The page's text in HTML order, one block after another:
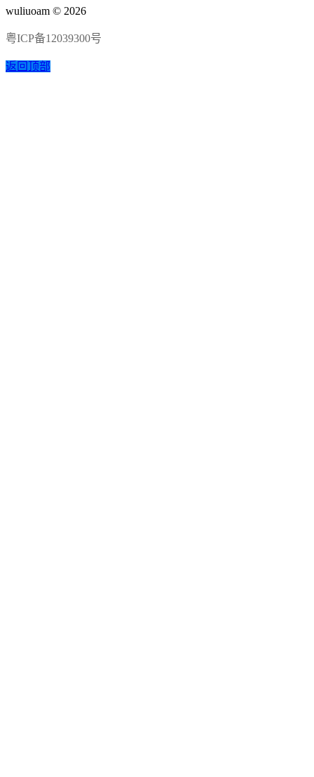
wuliuoam © 2026
粤ICP备12039300号
返回顶部